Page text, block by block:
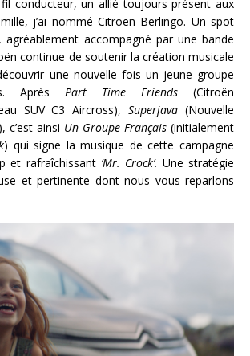
conducteur, un allié toujours présent aux
j’ai nommé Citroën Berlingo. Un spot
agréablement accompagné par une bande
continue de soutenir la création musicale
une nouvelle fois un jeune groupe
Après Part Time Friends (Citroën
SUV C3 Aircross),Superjava(Nouvelle
c’est ainsi Un Groupe Français (initialement
) qui signe la musique de cette campagne
et rafraîchissant‘Mr. Crock’. Une stratégie
et pertinente dont nous vous reparlons